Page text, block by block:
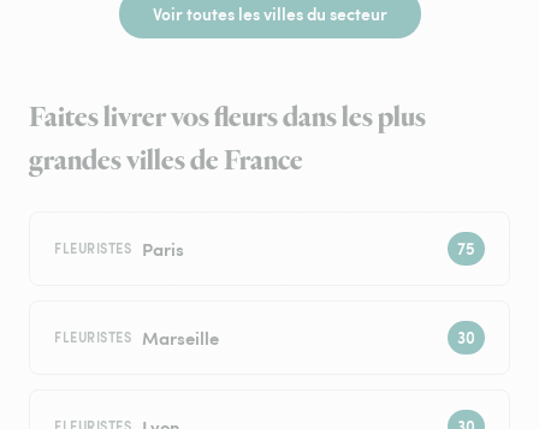
Voir toutes les villes du secteur
Faites livrer vos fleurs dans les plus
grandes villes de France
FLEURISTES Paris
FLEURISTES Marseille